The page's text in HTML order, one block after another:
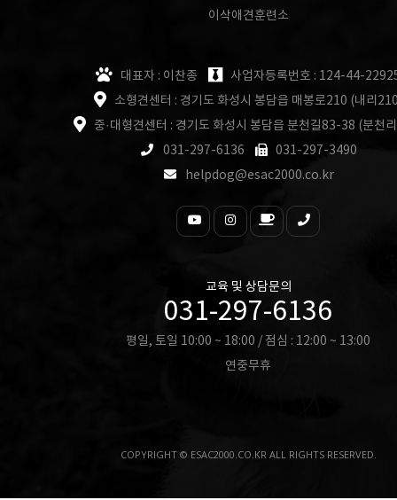
이삭애견훈련소
대표자 : 이찬종
사업자등록번호 : 124-44-
소형견센터 : 경기도 화성시 봉담읍 매봉로210 (내리
중·대형견센터 : 경기도 화성시 봉담읍 분천길83-38 (분천
031-297-6136
031-297-3490
helpdog@esac2000.co.kr
교육 및 상담문의
031-297-6136
평일, 토일 10:00 ~ 18:00 / 점심 : 12:00 ~ 13:00
연중무휴
COPYRIGHT © ESAC2000.CO.KR ALL RIGHTS RESERVED.